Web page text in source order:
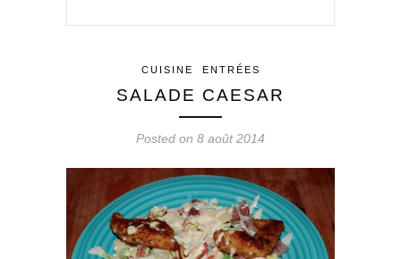
CUISINE ENTRÉES
SALADE CAESAR
Posted on 8 août 2014